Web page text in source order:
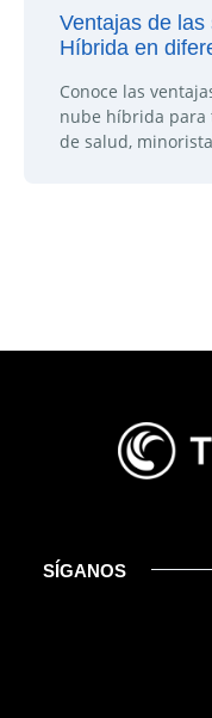
Ventajas de
Híbrida en
Conoce las
nube híbrida para
de salud,
SÍGANOS